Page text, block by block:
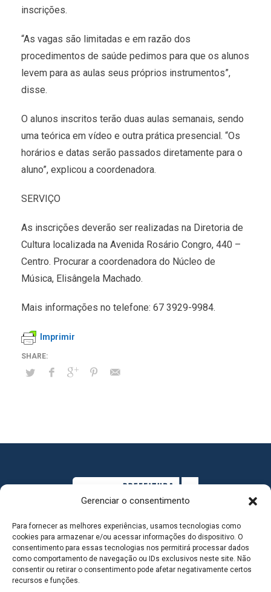
Gerenciar o consentimento
Para fornecer as melhores experiências, usamos tecnologias como
cookies para armazenar e/ou acessar informações do dispositivo. O
consentimento para essas tecnologias nos permitirá processar dados
como comportamento de navegação ou IDs exclusivos neste site. Não
consentir ou retirar o consentimento pode afetar negativamente certos
recursos e funções.
inscrições.
“As vagas são limitadas e em razão dos
procedimentos de saúde pedimos para que os alunos
levem para as aulas seus próprios instrumentos”,
disse.
O alunos inscritos terão duas aulas semanais, sendo
uma teórica em vídeo e outra prática presencial. “Os
horários e datas serão passados diretamente para o
aluno”, explicou a coordenadora.
SERVIÇO
As inscrições deverão ser realizadas na Diretoria de
Cultura localizada na Avenida Rosário Congro, 440 –
Centro. Procurar a coordenadora do Núcleo de
Música, Elisângela Machado.
Mais informações no telefone: 67 3929-9984.
Imprimir
MAPA DO SITE